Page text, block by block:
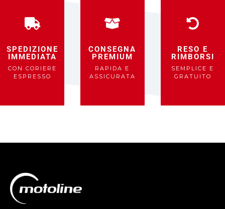
SPEDIZIONE
IMMEDIATA
CON CORIERE
ESPRESSO
CONSEGNA
PREMIUM
RAPIDA E
ASSICURATA
RESO E
RIMBORSI
SEMPLICE E
GRATUITO